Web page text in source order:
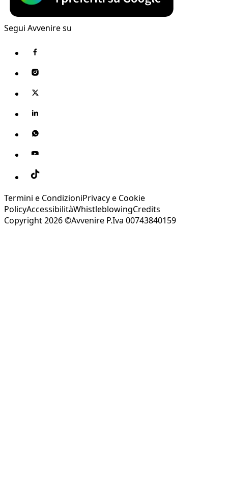
Segui Avvenire su
Termini e CondizioniPrivacy e Cookie
PolicyAccessibilitàWhistleblowingCredits
Copyright 2026 ©Avvenire P.Iva 00743840159